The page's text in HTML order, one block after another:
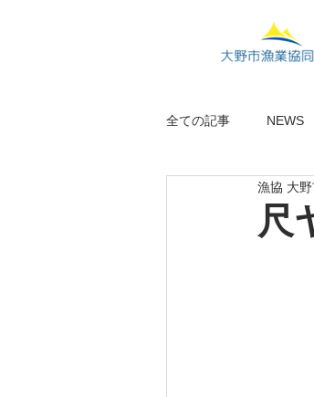
全ての記事 NEWS
尺
漁協 大